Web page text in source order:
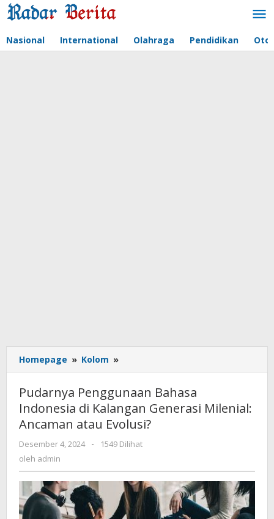
Lewati
ke
Nasional International Olahraga Pendidikan
Homepage » Kolom »
Penggunaan
Indonesia
di
Kalangan
Milenial:
atau
Evolusi?
Pudarnya Penggunaan Bahasa
Indonesia di Kalangan Generasi Milenial:
Ancaman atau Evolusi?
Desember 4, 2024
oleh
-
1549 Dilihat
oleh admin